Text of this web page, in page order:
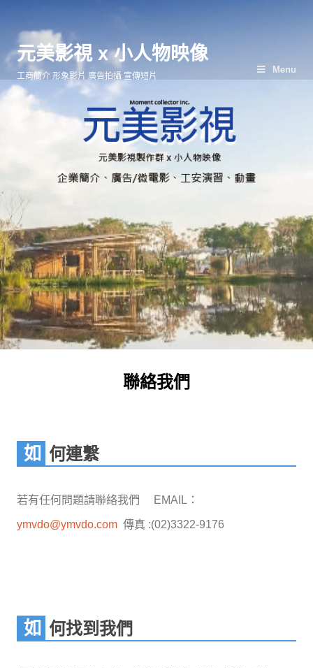
元美影視 x 小人物映像
工商簡介 形象影片 廣告拍攝 宣傳短片
Menu
聯絡我們
如何連繫
若有任何問題請聯絡我們 EMAIL：
ymvdo@ymvdo.com 傳真 :(02)3322-9176
如何找到我們